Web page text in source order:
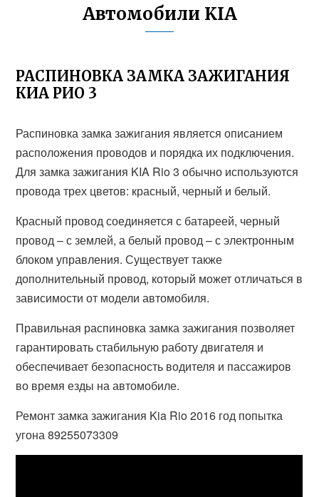
Автомобили KIA
РАСПИНОВКА ЗАМКА ЗАЖИГАНИЯ
КИА РИО 3
Распиновка замка зажигания является описанием
расположения проводов и порядка их подключения.
Для замка зажигания KIA Rio 3 обычно используются
провода трех цветов: красный, черный и белый.
Красный провод соединяется с батареей, черный
провод – с землей, а белый провод – с электронным
блоком управления. Существует также
дополнительный провод, который может отличаться в
зависимости от модели автомобиля.
Правильная распиновка замка зажигания позволяет
гарантировать стабильную работу двигателя и
обеспечивает безопасность водителя и пассажиров
во время езды на автомобиле.
Ремонт замка зажигания Kia Rio 2016 год попытка
угона 89255073309